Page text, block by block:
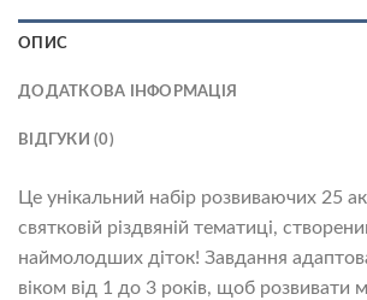
ОПИС
ДОДАТКОВА ІНФОРМАЦІЯ
ВІДГУКИ (0)
Це унікальний набір розвиваючих 25
святковій різдвяній тематиці,
наймолодших діток! Завдання
віком від 1 до 3 років, щоб розвивати